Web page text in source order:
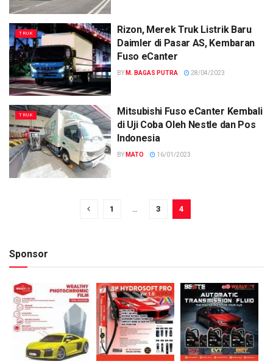
TRUK
Rizon, Merek Truk Listrik Baru
Daimler di Pasar AS, Kembaran
Fuso eCanter
BY M. BAGAS PUTRA 28/04/2023
TRUK
Mitsubishi Fuso eCanter Kembali
di Uji Coba Oleh Nestle dan Pos
Indonesia
BY MATO 16/01/2023
1 3 4
Sponsor